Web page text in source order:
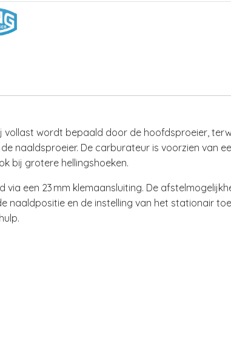
wordt bepaald door de hoofdsproeier,
naaldsproeier. De carburateur is voorzien van
bij grotere hellingshoeken.
via een 23 mm klemaansluiting. De
naaldpositie en de instelling van het stationair